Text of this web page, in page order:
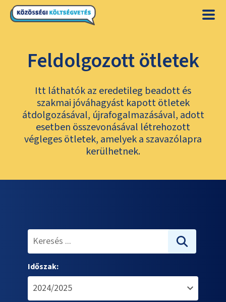
Feldolgozott ötletek
Itt láthatók az eredetileg beadott és
szakmai jóváhagyást kapott ötletek
átdolgozásával, újrafogalmazásával, adott
esetben összevonásával létrehozott
végleges ötletek, amelyek a szavazólapra
kerülhetnek.
Időszak: